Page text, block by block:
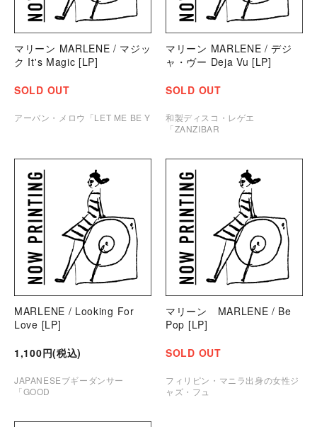
マリーン MARLENE / マジッ
ク It's Magic [LP]
SOLD OUT
アーバン・メロウ「LET ME BE Y
マリーン MARLENE / デジ
ャ・ヴー Deja Vu [LP]
SOLD OUT
和製ディスコ・レゲエ
「ZANZIBAR
MARLENE / Looking For
Love [LP]
1,100円(税込)
JAPANESEブギーダンサー
「GOOD
マリーン MARLENE / Be
Pop [LP]
SOLD OUT
フィリピン・マニラ出身の女性ジ
ャズ・フュ